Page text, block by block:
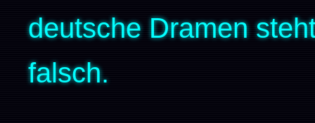
deutsche Dramen
falsch.